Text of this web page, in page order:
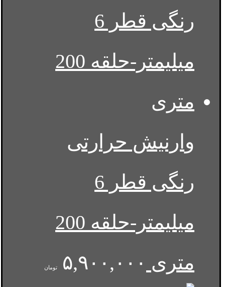
وارنیش حرارتی
رنگی قطر 6
میلیمتر-حلقه 200
متری ۵,۹۰۰,۰۰۰ تومان